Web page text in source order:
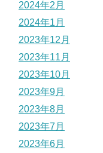
2024年2月
2024年1月
2023年12月
2023年11月
2023年10月
2023年9月
2023年8月
2023年7月
2023年6月